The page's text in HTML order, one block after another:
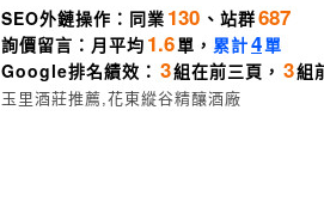
SEO外鏈操作：同業 130 、站群687
詢價留言：月平均 1.6單， 累計4單
Google排名績效： 3組在前三頁， 3組
玉里酒莊推薦,花東縱谷精釀酒廠